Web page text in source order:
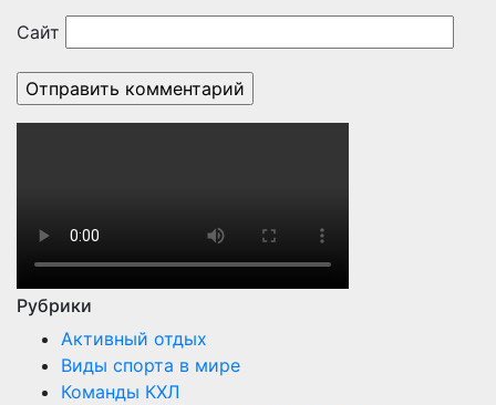
Сайт
Рубрики
Активный отдых
Виды спорта в мире
Команды КХЛ